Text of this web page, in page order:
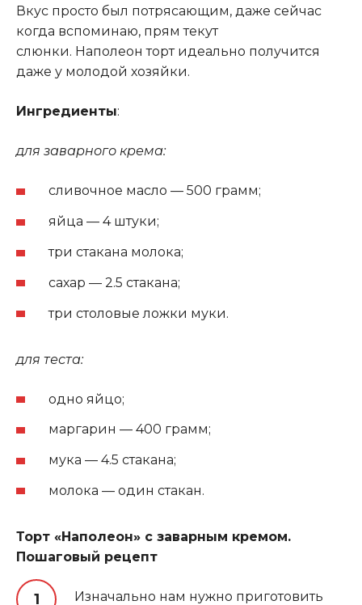
Вкус просто был потрясающим, даже сейчас
когда вспоминаю, прям текут
слюнки. Наполеон торт идеально получится
даже у молодой хозяйки.
Ингредиенты:
для заварного крема:
сливочное масло — 500 грамм;
яйца — 4 штуки;
три стакана молока;
сахар — 2.5 стакана;
три столовые ложки муки.
для теста:
одно яйцо;
маргарин — 400 грамм;
мука — 4.5 стакана;
молока — один стакан.
Торт «Наполеон» с заварным кремом.
Пошаговый рецепт
Изначально нам нужно приготовить